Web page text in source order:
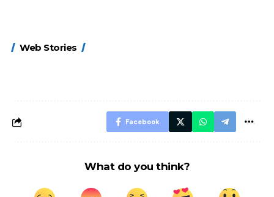
Web Stories
FASTag के ये नए
Facebook
What do you think?